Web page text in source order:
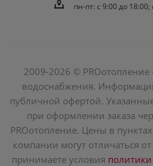
пн-пт: c 9:00 до 18:00;
2009-2026 © PROотопление
водоснабжения.
публичной офертой.
при оформлении заказа
PROотопление. Цены в
компании могут отличаться
принимаете условия